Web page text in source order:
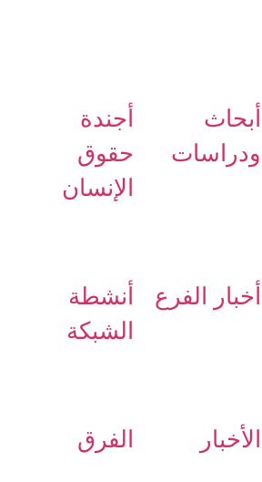
أبحاث
ودراسات
أجندة
حقوق
الإنسان
أخبار الفرع
أنشطة
الشبكة
الأخبار الفرق